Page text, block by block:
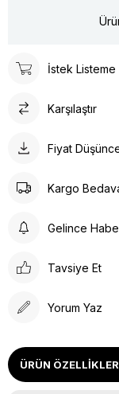
İstek Listeme
Karşılaştır
Fiyat
Kargo
Gelince
Tavsiye Et
Yorum Yaz
ÜRÜN